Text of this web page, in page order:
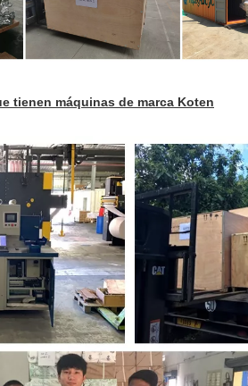
tienen máquinas de marca Koten